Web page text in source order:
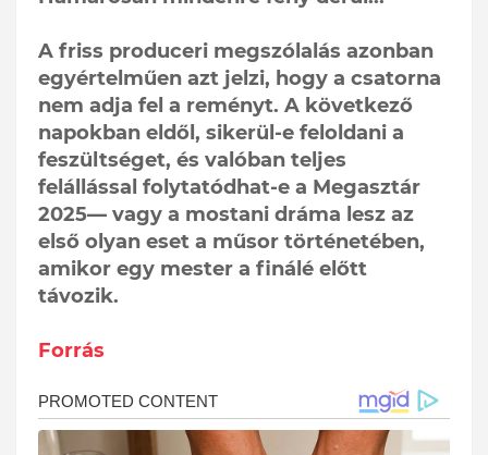
A friss produceri megszólalás azonban
egyértelműen azt jelzi, hogy a csatorna
nem adja fel a reményt. A következő
napokban eldől, sikerül-e feloldani a
feszültséget, és valóban teljes
felállással folytatódhat-e a Megasztár
2025— vagy a mostani dráma lesz az
első olyan eset a műsor történetében,
amikor egy mester a finálé előtt
távozik.
Forrás